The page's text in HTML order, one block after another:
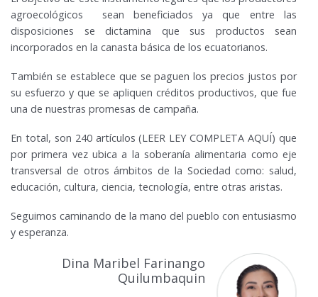
agroecológicos sean beneficiados ya que entre las
disposiciones se dictamina que sus productos sean
incorporados en la canasta básica de los ecuatorianos.
También se establece que se paguen los precios justos por
su esfuerzo y que se apliquen créditos productivos, que fue
una de nuestras promesas de campaña.
En total, son 240 artículos(LEER LEY COMPLETA AQUÍ) que
por primera vez ubica a la soberanía alimentaria como eje
transversal de otros ámbitos de la Sociedad como: salud,
educación, cultura, ciencia, tecnología, entre otras aristas.
Seguimos caminando de la mano del pueblo con entusiasmo
y esperanza.
Dina Maribel Farinango
Quilumbaquin